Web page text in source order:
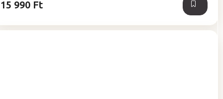
15 990 Ft